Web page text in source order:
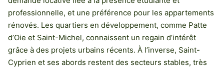
professionnelle, et une préférence pour les appartements
rénovés. Les quartiers en développement, comme Patte
d’Oie et Saint-Michel, connaissent un regain d’intérêt
grâce à des projets urbains récents. À l’inverse, Saint-
Cyprien et ses abords restent des secteurs stables, très